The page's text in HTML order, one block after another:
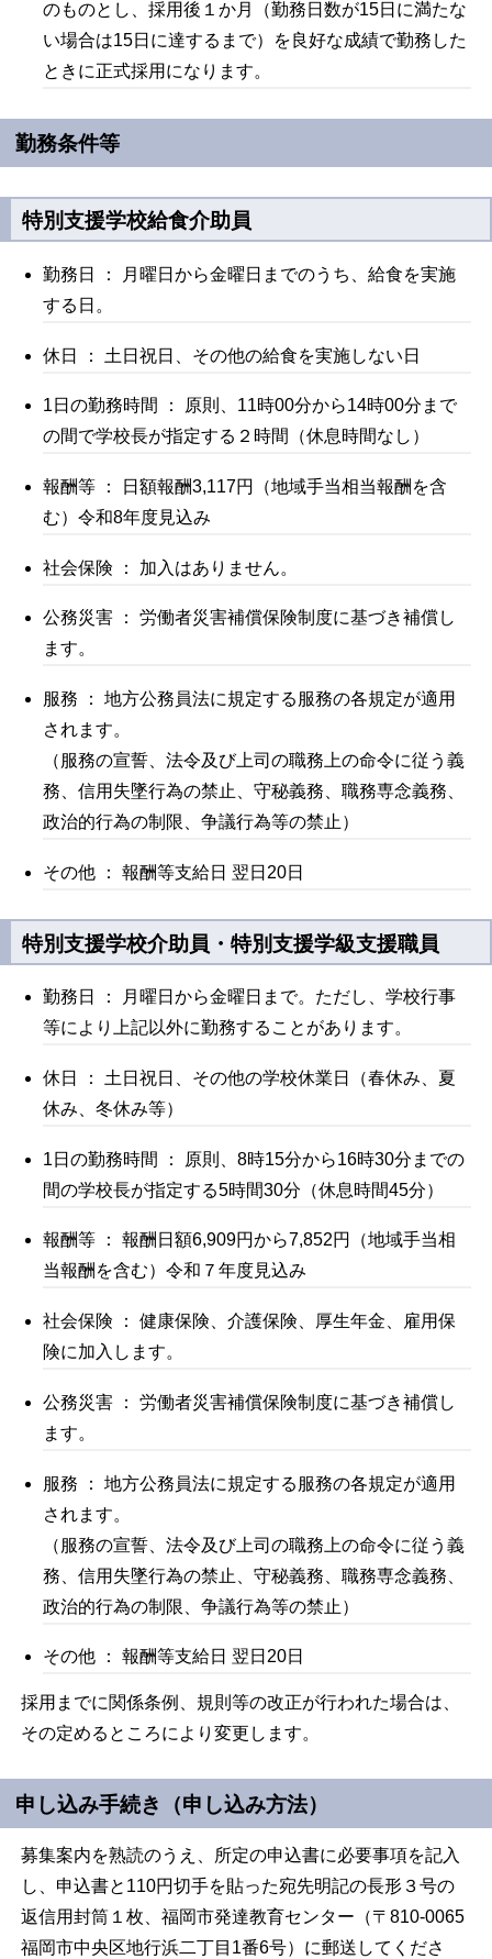
のものとし、採用後１か月（勤務日数が15日に満たな
い場合は15日に達するまで）を良好な成績で勤務した
ときに正式採用になります。
勤務条件等
特別支援学校給食介助員
勤務日 ： 月曜日から金曜日までのうち、給食を実施
する日。
休日 ： 土日祝日、その他の給食を実施しない日
1日の勤務時間 ： 原則、11時00分から14時00分まで
の間で学校長が指定する２時間（休息時間なし）
報酬等 ： 日額報酬3,117円（地域手当相当報酬を含
む）令和8年度見込み
社会保険 ： 加入はありません。
公務災害 ： 労働者災害補償保険制度に基づき補償し
ます。
服務 ： 地方公務員法に規定する服務の各規定が適用
されます。
（服務の宣誓、法令及び上司の職務上の命令に従う義
務、信用失墜行為の禁止、守秘義務、職務専念義務、
政治的行為の制限、争議行為等の禁止）
その他 ： 報酬等支給日 翌日20日
特別支援学校介助員・特別支援学級支援職員
勤務日 ： 月曜日から金曜日まで。ただし、学校行事
等により上記以外に勤務することがあります。
休日 ： 土日祝日、その他の学校休業日（春休み、夏
休み、冬休み等）
1日の勤務時間 ： 原則、8時15分から16時30分までの
間の学校長が指定する5時間30分（休息時間45分）
報酬等 ： 報酬日額6,909円から7,852円（地域手当相
当報酬を含む）令和７年度見込み
社会保険 ： 健康保険、介護保険、厚生年金、雇用保
険に加入します。
公務災害 ： 労働者災害補償保険制度に基づき補償し
ます。
服務 ： 地方公務員法に規定する服務の各規定が適用
されます。
（服務の宣誓、法令及び上司の職務上の命令に従う義
務、信用失墜行為の禁止、守秘義務、職務専念義務、
政治的行為の制限、争議行為等の禁止）
その他 ： 報酬等支給日 翌日20日
採用までに関係条例、規則等の改正が行われた場合は、
その定めるところにより変更します。
申し込み手続き（申し込み方法）
募集案内を熟読のうえ、所定の申込書に必要事項を記入
し、申込書と110円切手を貼った宛先明記の長形３号の
返信用封筒１枚、福岡市発達教育センター（〒810-0065
福岡市中央区地行浜二丁目1番6号）に郵送してくださ